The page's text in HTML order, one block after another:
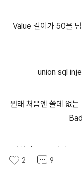
Value 길이가 50을
union sql
원래 처음엔 쓸데 없
어차피 Value값이 na
니, 페이로드를 삽입
2 9